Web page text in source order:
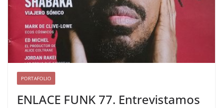
PORTAFOLIO
ENLACE FUNK 77. Entrevistamos